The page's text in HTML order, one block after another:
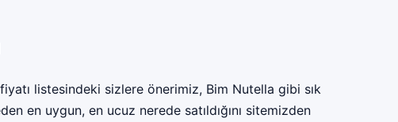
listesindeki sizlere önerimiz, Bim Nutella gibi sık
en uygun, en ucuz nerede satıldığını sitemizden